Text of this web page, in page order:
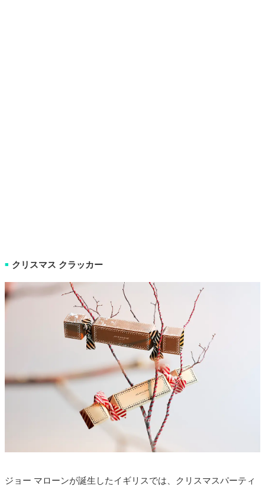
■ クリスマス クラッカー
ジョー マローンが誕生したイギリスでは、クリスマスパーティ